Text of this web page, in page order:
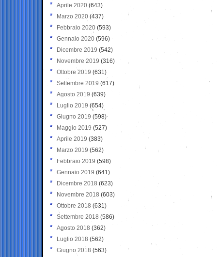
Aprile 2020 (643)
Marzo 2020 (437)
Febbraio 2020 (593)
Gennaio 2020 (596)
Dicembre 2019 (542)
Novembre 2019 (316)
Ottobre 2019 (631)
Settembre 2019 (617)
Agosto 2019 (639)
Luglio 2019 (654)
Giugno 2019 (598)
Maggio 2019 (527)
Aprile 2019 (383)
Marzo 2019 (562)
Febbraio 2019 (598)
Gennaio 2019 (641)
Dicembre 2018 (623)
Novembre 2018 (603)
Ottobre 2018 (631)
Settembre 2018 (586)
Agosto 2018 (362)
Luglio 2018 (562)
Giugno 2018 (563)